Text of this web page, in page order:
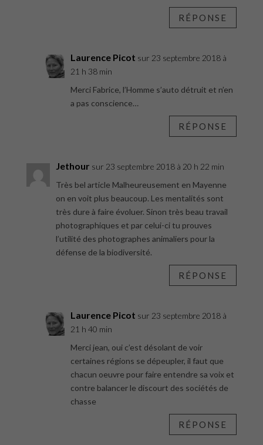
RÉPONSE
Laurence Picot sur 23 septembre 2018 à
21 h 38 min
Merci Fabrice, l’Homme s’auto détruit et n’en
a pas conscience…
RÉPONSE
Jethour sur 23 septembre 2018 à 20 h 22 min
Très bel article Malheureusement en Mayenne
on en voit plus beaucoup. Les mentalités sont
très dure à faire évoluer. Sinon très beau travail
photographiques et par celui-ci tu prouves
l’utilité des photographes animaliers pour la
défense de la biodiversité.
RÉPONSE
Laurence Picot sur 23 septembre 2018 à
21 h 40 min
Merci jean, oui c’est désolant de voir
certaines régions se dépeupler, il faut que
chacun oeuvre pour faire entendre sa voix et
contre balancer le discourt des sociétés de
chasse
RÉPONSE